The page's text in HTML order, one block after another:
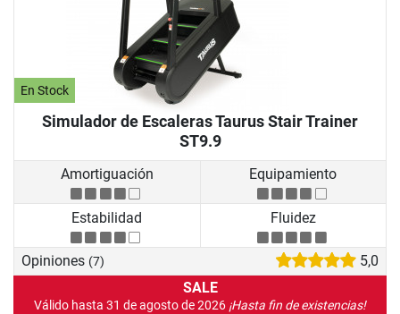
En Stock
Simulador de Escaleras Taurus Stair Trainer
ST9.9
Amortiguación Equipamiento
Estabilidad Fluidez
Opiniones (7)
5,0
SALE
Válido hasta 31 de agosto de 2026 ¡Hasta fin de existencias!